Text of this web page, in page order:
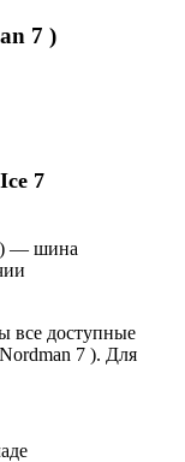
7 )
7
) — шина
все доступные
7 ). Для